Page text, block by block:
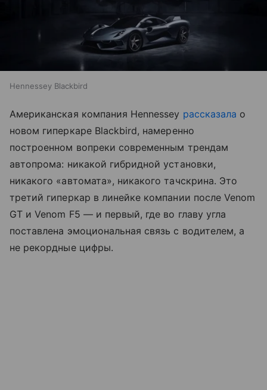
Hennessey Blackbird
Американская компания Hennessey рассказала о
новом гиперкаре Blackbird, намеренно
построенном вопреки современным трендам
автопрома: никакой гибридной установки,
никакого «автомата», никакого тачскрина. Это
третий гиперкар в линейке компании после Venom
GT и Venom F5 — и первый, где во главу угла
поставлена эмоциональная связь с водителем, а
не рекордные цифры.